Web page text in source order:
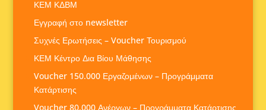
ΚΕΜ ΚΔΒΜ
Εγγραφή στο newsletter
Συχνές Ερωτήσεις – Voucher Τουρισμού
ΚΕΜ Κέντρο Δια Βίου Μάθησης
Voucher 150.000 Εργαζομένων – Προγράμματα
Κατάρτισης
Voucher 80.000 Ανέργων – Προγράμματα Κατάρτισης